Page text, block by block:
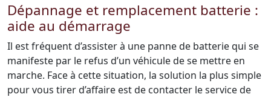
Dépannage et remplacement batterie :
aide au démarrage
Il est fréquent d’assister à une panne de batterie qui se
manifeste par le refus d’un véhicule de se mettre en
marche. Face à cette situation, la solution la plus simple
pour vous tirer d’affaire est de contacter le service de